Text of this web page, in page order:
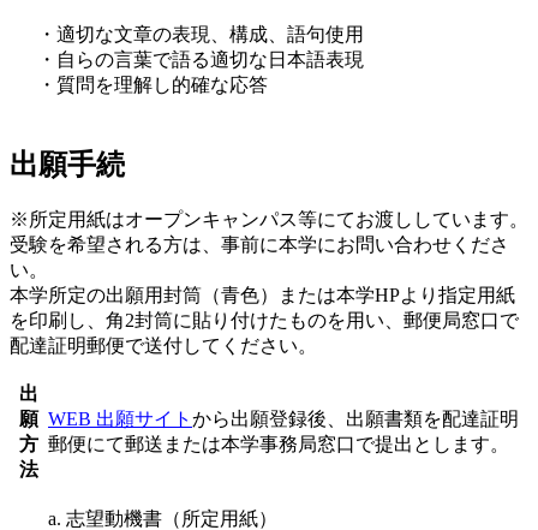
・適切な文章の表現、構成、語句使用
・自らの言葉で語る適切な日本語表現
・質問を理解し的確な応答
出願手続
※所定用紙はオープンキャンパス等にてお渡ししています。
受験を希望される方は、事前に本学にお問い合わせくださ
い。
本学所定の出願用封筒（青色）または本学HPより指定用紙
を印刷し、角2封筒に貼り付けたものを用い、郵便局窓口で
配達証明郵便で送付してください。
出
願
方
法
WEB 出願サイト から出願登録後、出願書類を配達証明
郵便にて郵送または本学事務局窓口で提出とします。
a. 志望動機書（所定用紙）